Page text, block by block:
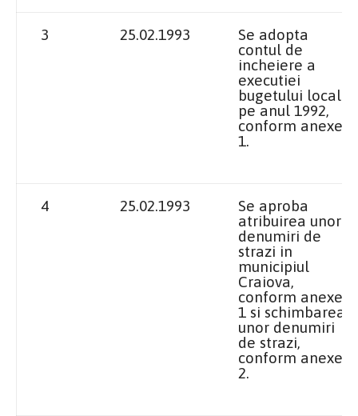
3 25.02.1993
Se adopta
contul de
incheiere a
executiei
bugetului local
pe anul 1992,
conform anexei
1.
4 25.02.1993
Se aproba
atribuirea unor
denumiri de
strazi in
municipiul
Craiova,
conform anexei
1 si schimbarea
unor denumiri
de strazi,
conform anexei
2.